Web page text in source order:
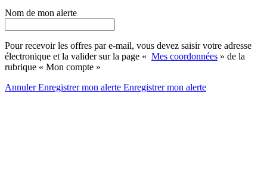
Nom de mon alerte
Pour recevoir les offres par e-mail, vous devez saisir votre adresse
électronique et la valider sur la page « Mes coordonnées » de la
rubrique « Mon compte »
AnnulerEnregistrer mon alerte Enregistrermon alerte